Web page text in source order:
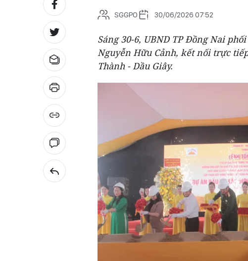
SGGPO 30/06/2026 07:52
Sáng 30-6, UBND TP Đồng Nai
Nguyễn Hữu Cảnh, kết nối trực
Thành - Dầu Giây.